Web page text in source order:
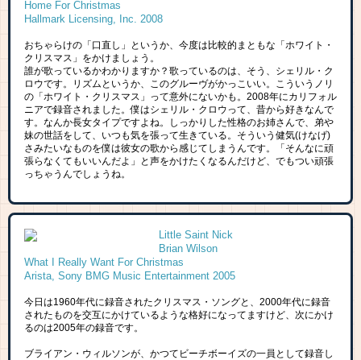
Home For Christmas
Hallmark Licensing, Inc. 2008
おちゃらけの「口直し」というか、今度は比較的まともな「ホワイト・
クリスマス」をかけましょう。
誰が歌っているかわかりますか？歌っているのは、そう、シェリル・ク
ロウです。リズムというか、このグルーヴがかっこいい。こういうノリ
の「ホワイト・クリスマス」って意外にないかも。2008年にカリフォル
ニアで録音されました。僕はシェリル・クロウって、昔から好きなんで
す。なんか長女タイプですよね。しっかりした性格のお姉さんで、弟や
妹の世話をして、いつも気を張って生きている。そういう健気(けなげ)
さみたいなものを僕は彼女の歌から感じてしまうんです。「そんなに頑
張らなくてもいいんだよ」と声をかけたくなるんだけど、でもつい頑張
っちゃうんでしょうね。
Little Saint Nick
Brian Wilson
What I Really Want For Christmas
Arista, Sony BMG Music Entertainment 2005
今日は1960年代に録音されたクリスマス・ソングと、2000年代に録音
されたものを交互にかけているような格好になってますけど、次にかけ
るのは2005年の録音です。
ブライアン・ウィルソンが、かつてビーチボーイズの一員として録音し